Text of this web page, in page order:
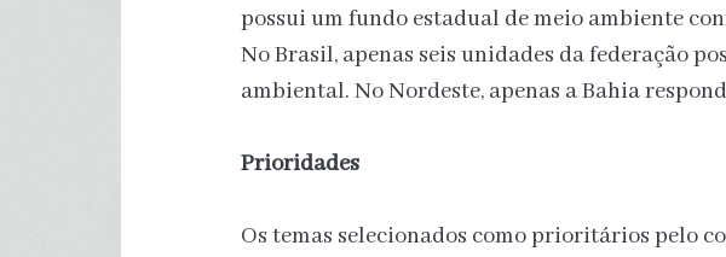
possui um fundo estadual de meio ambiente
No Brasil, apenas seis unidades da federação
ambiental. No Nordeste, apenas a Bahia
Prioridades
Os temas selecionados como prioritários pelo